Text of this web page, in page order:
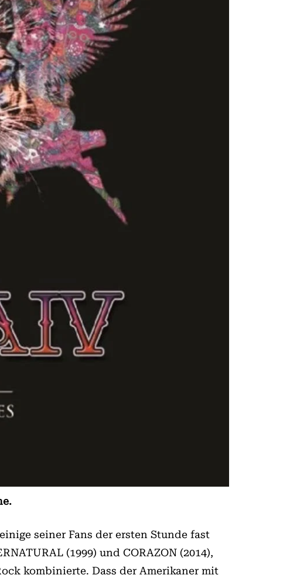
seiner Fans der ersten Stunde fast
(1999) und CORAZON (2014),
kombinierte. Dass der Amerikaner mit